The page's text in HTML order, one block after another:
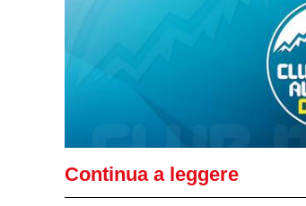
Continua a leggere